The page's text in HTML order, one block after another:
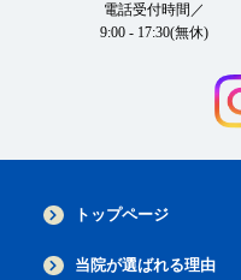
電話受付時間／
9:00 - 17:30(無休)
トップページ
当院が選ばれる理由